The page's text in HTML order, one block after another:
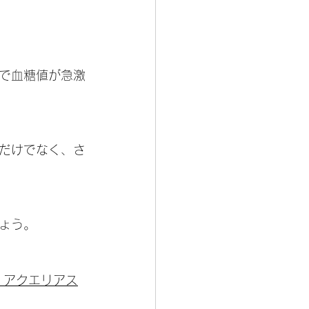
血糖値が急激
けでなく、さ
う。
アクエリアス